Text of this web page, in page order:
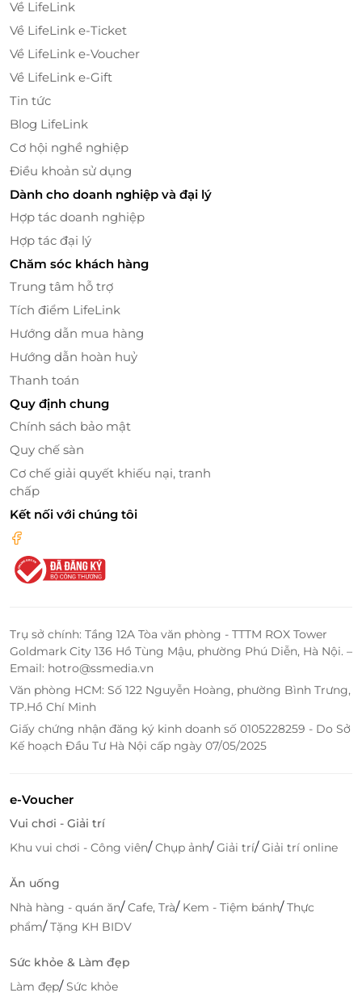
trong bầu không gian của một Hồng Kông xưa hoài
cổ, bởi lối thiết kế sang trọng mang đậm nét cổ điển
xen lẫn đương đại.
Không gian dùng bữa đa dạng gồm khu vực sảnh
chung rộng rãi, thoáng mát, tươi sáng và khu phòng
V.I.P mang đến sự riêng tư, ấm cúng. Baoz Dimsum
hứa hẹn mang lại cho bạn phút giây dùng bữa đầy
thư giãn, thoải mái bên gia đình và người thân yêu.
Mỗi món ăn tại Baoz Dimsum đều được chế biến tỉ
mỉ, công phu mang lại hương vị thơm ngon và chất
lượng tuyệt vời giúp bạn có một trải nghiệm ẩm thực
LifeLink – Nền tảng cung cấp thẻ quà
tặng uy tín
Dimsum. Thẻ quà tặng LifeLink mang đến sự tiện lợi
cho khách hàng khi muốn thưởng thức các món ăn
ngon tại Baoz Dimsum mà không cần phải lo lắng về
giá cả. Chỉ cần mua thẻ quà tặng, bạn sẽ dễ dàng trải
nghiệm những món ăn hấp dẫn tại các cửa hàng
Baoz Dimsum gần nhất.
Khi mua thẻ quà tặng Baoz Dimsum tại LifeLink, bạn
sẽ có cơ hội thưởng thức các món ăn đặc sắc của
Về LifeLink
Về LifeLink e-Ticket
Về LifeLink e-Voucher
Về LifeLink e-Gift
Tin tức
Blog LifeLink
Cơ hội nghề nghiệp
Điều khoản sử dụng
Dành cho doanh nghiệp và đại lý
Hợp tác doanh nghiệp
Hợp tác đại lý
Chăm sóc khách hàng
Trung tâm hỗ trợ
Tích điểm LifeLink
Hướng dẫn mua hàng
Hướng dẫn hoàn huỷ
Thanh toán
Quy định chung
Chính sách bảo mật
Quy chế sàn
Cơ chế giải quyết khiếu nại, tranh
chấp
Kết nối với chúng tôi
Trụ sở chính: Tầng 12A Tòa văn phòng - TTTM ROX Tower
Goldmark City 136 Hồ Tùng Mậu, phường Phú Diễn, Hà Nội. –
Email: hotro@ssmedia.vn
Văn phòng HCM: Số 122 Nguyễn Hoàng, phường Bình Trưng,
TP.Hồ Chí Minh
Giấy chứng nhận đăng ký kinh doanh số 0105228259 - Do Sở
Kế hoạch Đầu Tư Hà Nội cấp ngày 07/05/2025
e-Voucher
Vui chơi - Giải trí
Khu vui chơi - Công viên/Chụp ảnh/Giải trí/Giải trí online
Ăn uống
Nhà hàng - quán ăn/Cafe, Trà/ Kem - Tiệm bánh/Thực
phẩm/Tặng KH BIDV
Sức khỏe & Làm đẹp
Làm đẹp/Sức khỏe